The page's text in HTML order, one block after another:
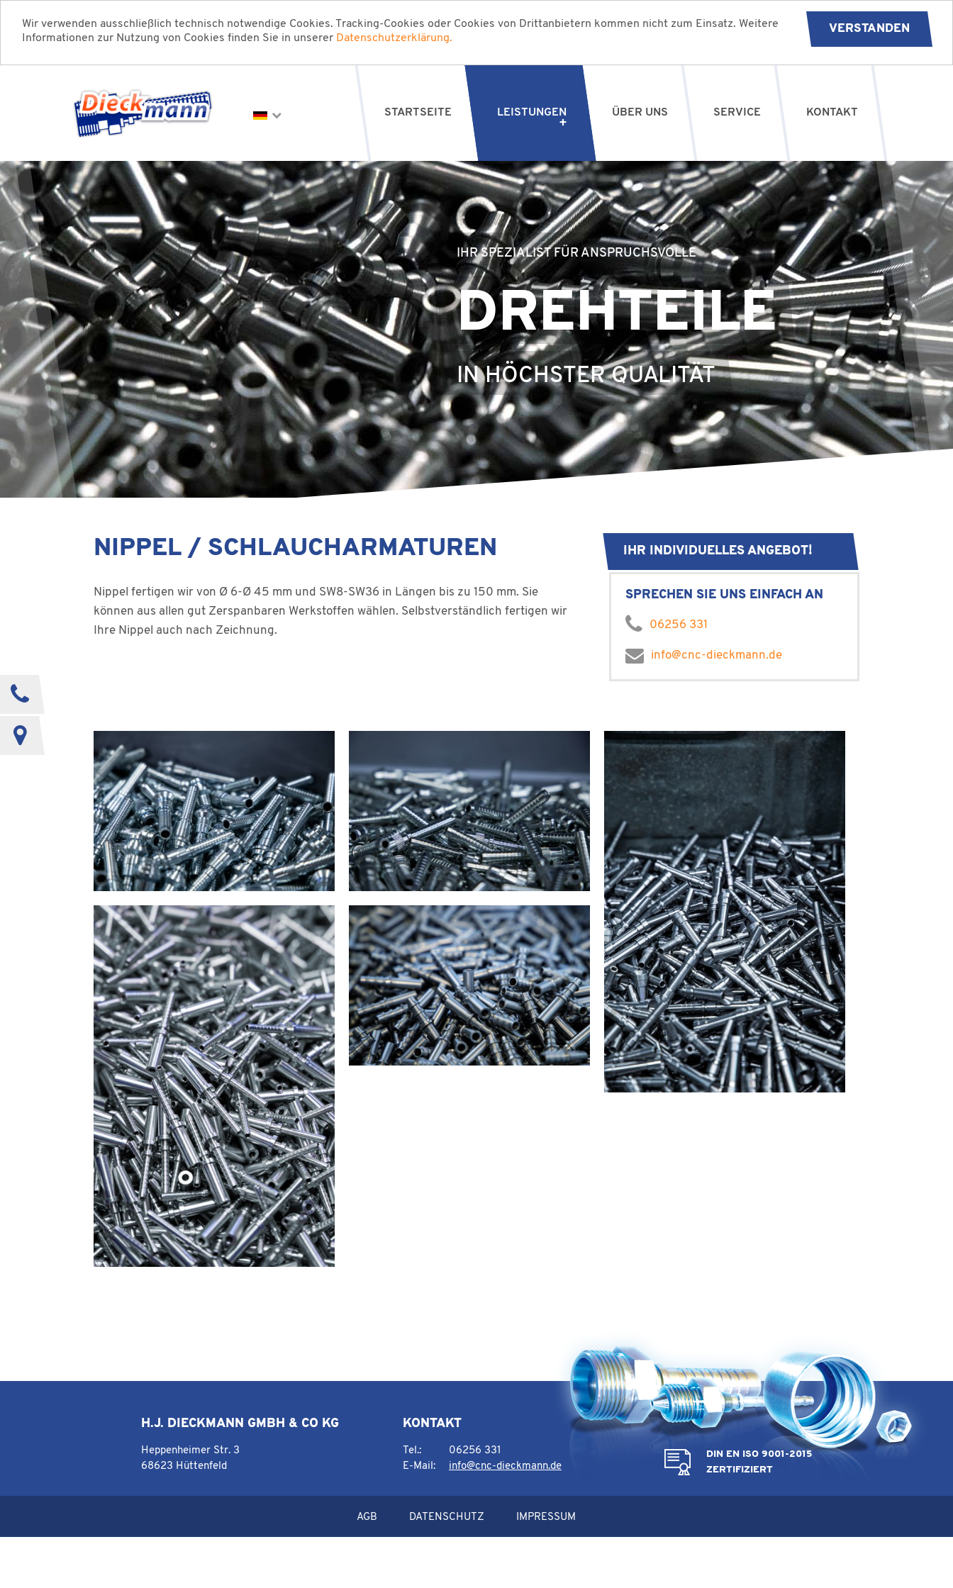
VERSTANDEN
Wir verwenden ausschließlich technisch notwendige Cookies. Tracking-Cookies oder Cookies von Drittanbietern kommen nicht zum Einsatz. Weitere
Informationen zur Nutzung von Cookies finden Sie in unserer Datenschutzerklärung.
STARTSEITE LEISTUNGEN ÜBER UNS SERVICE KONTAKT
IHR SPEZIALIST FÜR ANSPRUCHSVOLLE
DREHTEILE
IN HÖCHSTER QUALITÄT
NIPPEL / SCHLAUCHARMATUREN
Nippel fertigen wir von Ø 6-Ø 45 mm und SW8-SW36 in Längen bis zu 150 mm. Sie
können aus allen gut Zerspanbaren Werkstoffen wählen. Selbstverständlich fertigen wir
Ihre Nippel auch nach Zeichnung.
IHR INDIVIDUELLES ANGEBOT!
SPRECHEN SIE UNS EINFACH AN
06256 331
info@cnc-dieckmann.de
H.J. DIECKMANN GMBH & CO KG
Heppenheimer Str. 3
68623 Hüttenfeld
KONTAKT
Tel.:
06256 331
E-Mail:
info@cnc-dieckmann.de
DIN EN ISO 9001-2015
ZERTIFIZIERT
AGB DATENSCHUTZ IMPRESSUM